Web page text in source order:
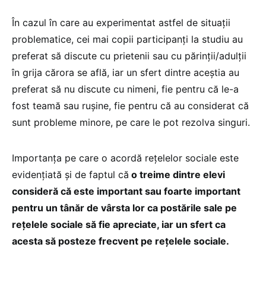
În cazul în care au experimentat astfel de situaţii
problematice, cei mai copii participanți la studiu au
preferat să discute cu prietenii sau cu părinţii/adulţii
în grija cărora se află, iar un sfert dintre aceştia au
preferat să nu discute cu nimeni, fie pentru că le-a
fost teamă sau ruşine, fie pentru că au considerat că
sunt probleme minore, pe care le pot rezolva singuri.
Importanţa pe care o acordă reţelelor sociale este
evidenţiată şi de faptul că o treime dintre elevi
consideră că este important sau foarte important
pentru un tânăr de vârsta lor ca postările sale pe
reţelele sociale să fie apreciate, iar un sfert ca
acesta să posteze frecvent pe reţelele sociale.